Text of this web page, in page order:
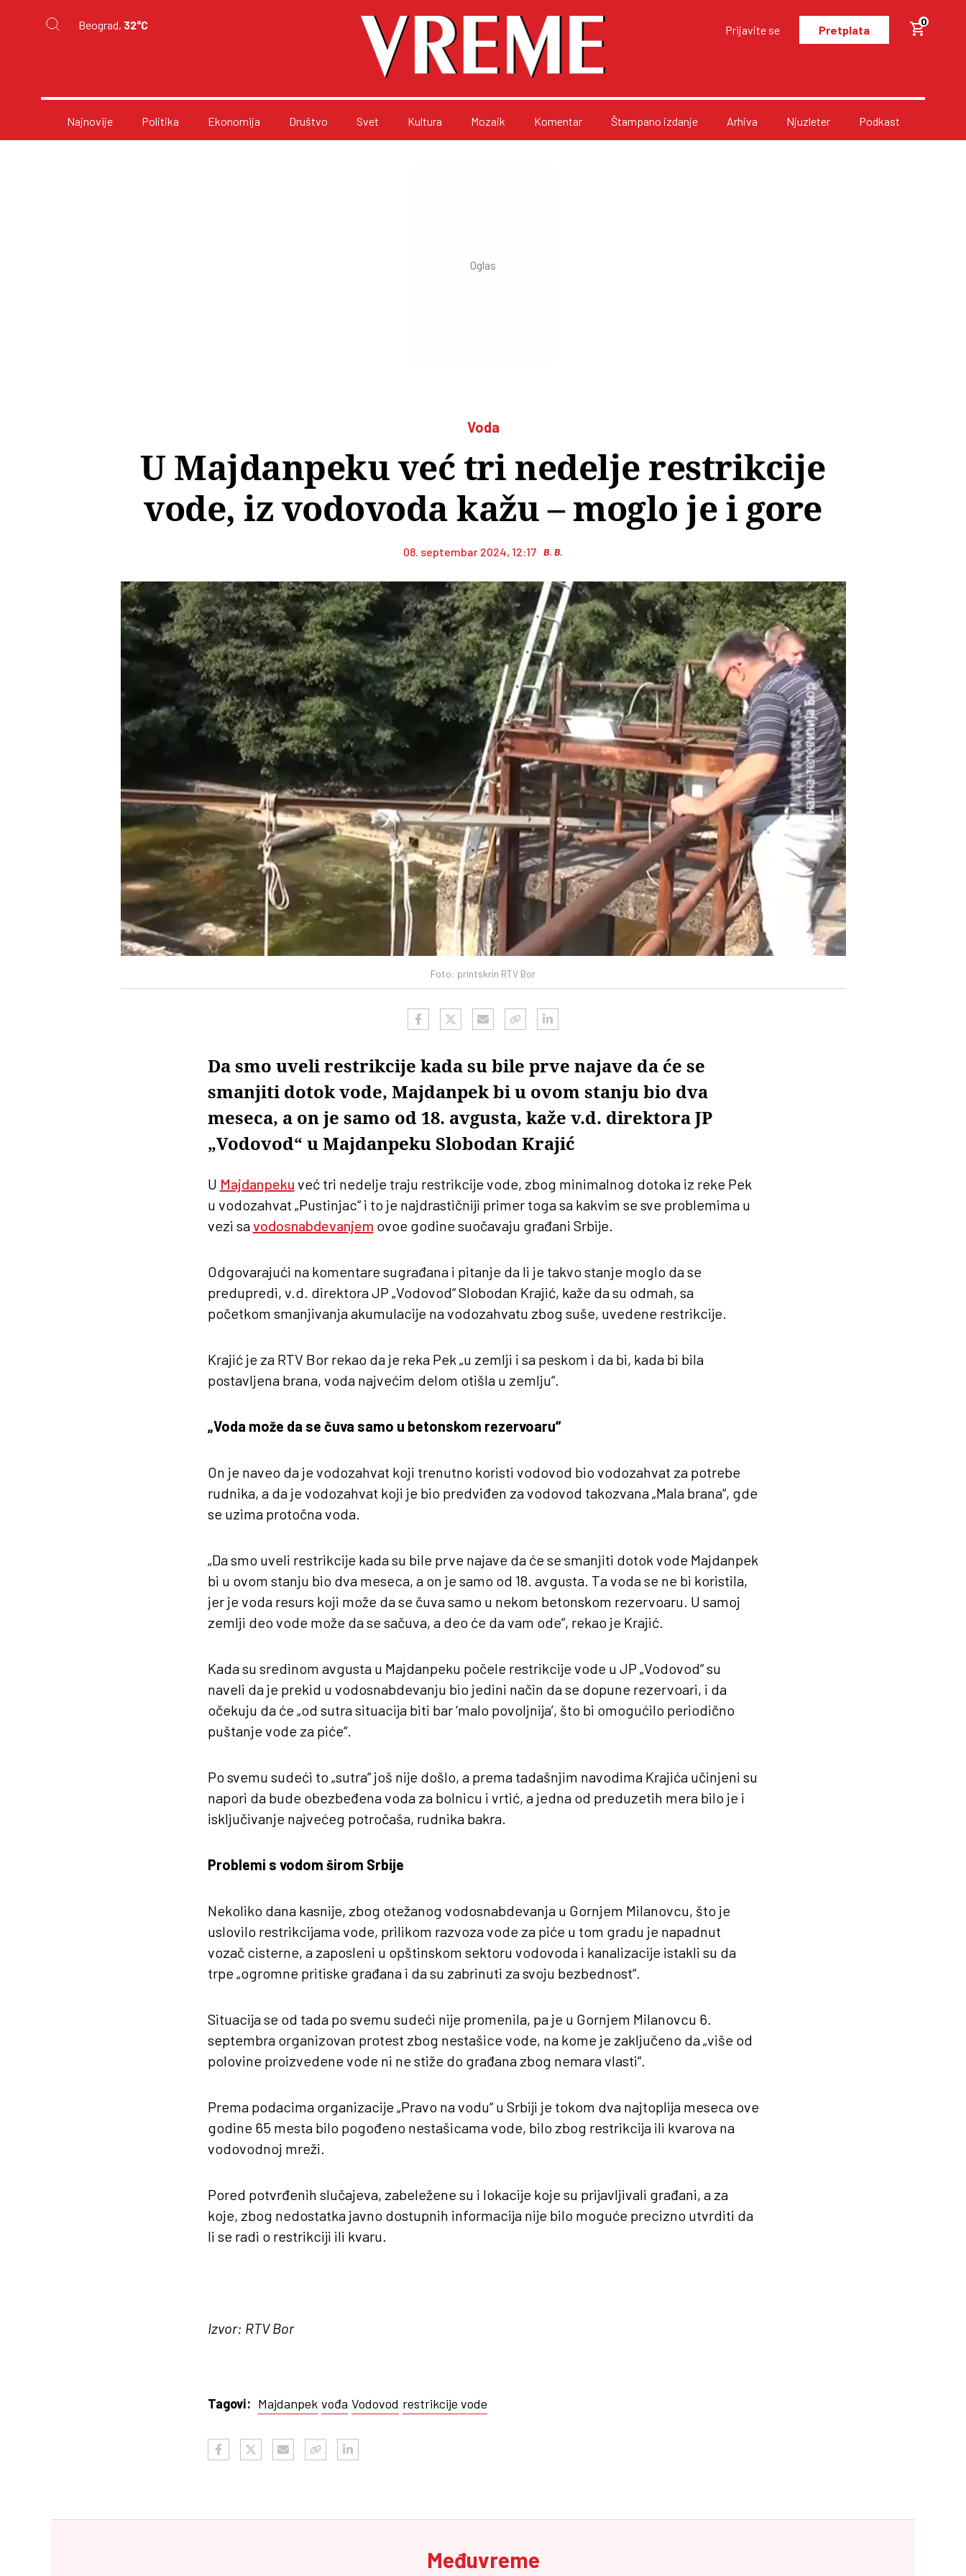
Beograd, 32°C Prijavite se Pretplata
0
Najnovije Politika Ekonomija Društvo Svet Kultura Mozaik Komentar Štampano izdanje Arhiva Njuzleter Podkast
Voda
U Majdanpeku već tri nedelje restrikcije
vode, iz vodovoda kažu – moglo je i gore
08. septembar 2024, 12:17 B. B.
Foto: printskrin RTV Bor
Da smo uveli restrikcije kada su bile prve najave da će se
smanjiti dotok vode, Majdanpek bi u ovom stanju bio dva
meseca, a on je samo od 18. avgusta, kaže v.d. direktora JP
„Vodovod“ u Majdanpeku Slobodan Krajić
U Majdanpeku već tri nedelje traju restrikcije vode, zbog minimalnog dotoka iz reke Pek
u vodozahvat „Pustinjac“ i to je najdrastičniji primer toga sa kakvim se sve problemima u
vezi savodosnabdevanjem ovoe godine suočavaju građani Srbije.
Odgovarajući na komentare sugrađana i pitanje da li je takvo stanje moglo da se
predupredi, v.d. direktora JP „Vodovod“ Slobodan Krajić, kaže da su odmah, sa
početkom smanjivanja akumulacije na vodozahvatu zbog suše, uvedene restrikcije.
Krajić je za RTV Bor rekao da je reka Pek „u zemlji i sa peskom i da bi, kada bi bila
postavljena brana, voda najvećim delom otišla u zemlju“.
„Voda može da se čuva samo u betonskom rezervoaru“
On je naveo da je vodozahvat koji trenutno koristi vodovod bio vodozahvat za potrebe
rudnika, a da je vodozahvat koji je bio predviđen za vodovod takozvana „Mala brana“, gde
se uzima protočna voda.
„Da smo uveli restrikcije kada su bile prve najave da će se smanjiti dotok vode Majdanpek
bi u ovom stanju bio dva meseca, a on je samo od 18. avgusta. Ta voda se ne bi koristila,
jer je voda resurs koji može da se čuva samo u nekom betonskom rezervoaru. U samoj
zemlji deo vode može da se sačuva, a deo će da vam ode“, rekao je Krajić.
Kada su sredinom avgusta u Majdanpeku počele restrikcije vode u JP „Vodovod“ su
naveli da je prekid u vodosnabdevanju bio jedini način da se dopune rezervoari, i da
očekuju da će „od sutra situacija biti bar ‘malo povoljnija’, što bi omogućilo periodično
puštanje vode za piće“.
Po svemu sudeći to „sutra“ još nije došlo, a prema tadašnjim navodima Krajića učinjeni su
napori da bude obezbeđena voda za bolnicu i vrtić, a jedna od preduzetih mera bilo je i
isključivanje najvećeg potročaša, rudnika bakra.
Problemi s vodom širom Srbije
Nekoliko dana kasnije, zbog otežanog vodosnabdevanja u Gornjem Milanovcu, što je
uslovilo restrikcijama vode, prilikom razvoza vode za piće u tom gradu je napadnut
vozač cisterne, a zaposleni u opštinskom sektoru vodovoda i kanalizacije istakli su da
trpe „ogromne pritiske građana i da su zabrinuti za svoju bezbednost“.
Situacija se od tada po svemu sudeći nije promenila, pa je u Gornjem Milanovcu 6.
septembra organizovan protest zbog nestašice vode, na kome je zaključeno da „više od
polovine proizvedene vode ni ne stiže do građana zbog nemara vlasti“.
Prema podacima organizacije „Pravo na vodu“ u Srbiji je tokom dva najtoplija meseca ove
godine 65 mesta bilo pogođeno nestašicama vode, bilo zbog restrikcija ili kvarova na
vodovodnoj mreži.
Pored potvrđenih slučajeva, zabeležene su i lokacije koje su prijavljivali građani, a za
koje, zbog nedostatka javno dostupnih informacija nije bilo moguće precizno utvrditi da
li se radi o restrikciji ili kvaru.
Izvor: RTV Bor
Tagovi: Majdanpek vođa Vodovod restrikcije vode
Međuvreme